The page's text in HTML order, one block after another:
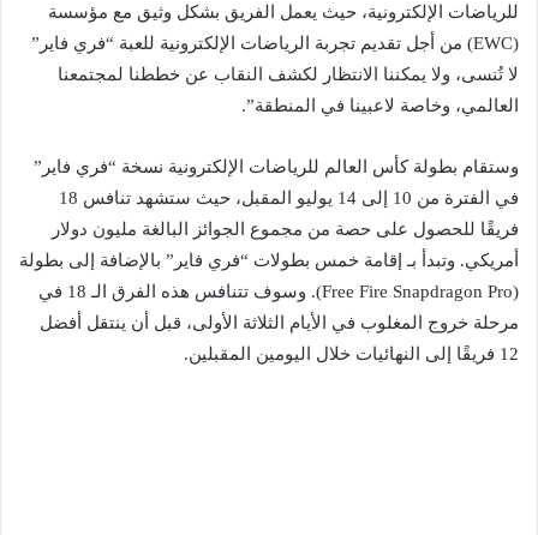
للرياضات الإلكترونية، حيث يعمل الفريق بشكل وثيق مع مؤسسة
(EWC) من أجل تقديم تجربة الرياضات الإلكترونية للعبة “فري فاير”
لا تُنسى، ولا يمكننا الانتظار لكشف النقاب عن خططنا لمجتمعنا
العالمي، وخاصة لاعبينا في المنطقة”.
وستقام بطولة كأس العالم للرياضات الإلكترونية نسخة “فري فاير”
في الفترة من 10 إلى 14 يوليو المقبل، حيث ستشهد تنافس 18
فريقًا للحصول على حصة من مجموع الجوائز البالغة مليون دولار
أمريكي. وتبدأ بـ إقامة خمس بطولات “فري فاير” بالإضافة إلى بطولة
(Free Fire Snapdragon Pro). وسوف تتنافس هذه الفرق الـ 18 في
مرحلة خروج المغلوب في الأيام الثلاثة الأولى، قبل أن ينتقل أفضل
12 فريقًا إلى النهائيات خلال اليومين المقبلين.